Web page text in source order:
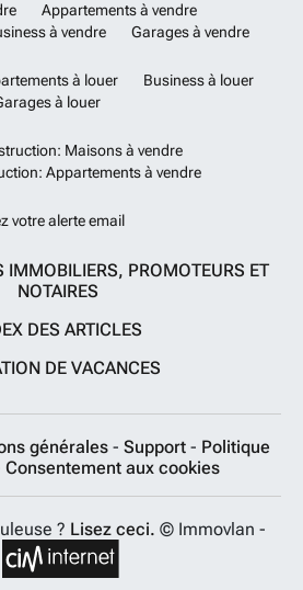
Appartements à vendre
à vendre Garages à vendre
à louer
Business à louer
à louer
Maisons à vendre
Appartements à vendre
votre alerte email
IMMOBILIERS, PROMOTEURS ET
NOTAIRES
DES ARTICLES
DE VACANCES
générales - Support - Politique
Consentement aux cookies
? Lisez ceci. © Immovlan -